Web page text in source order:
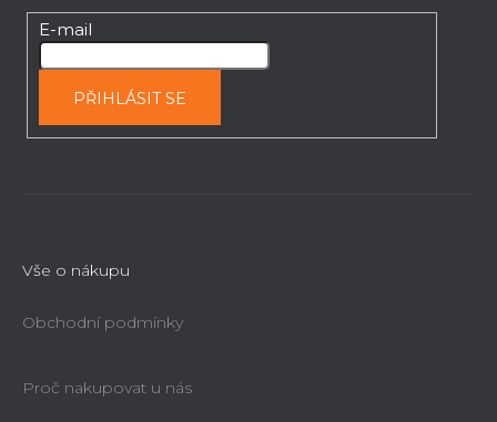
10000659
Na objednávku do 2 týdnů
E-mail
PŘIHLÁSIT SE
Vše o nákupu
Obchodní podmínky
Proč nakupovat u nás